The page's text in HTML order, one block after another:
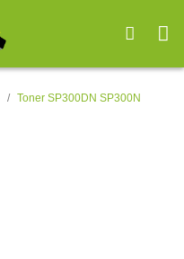
Toner SP300DN SP300N